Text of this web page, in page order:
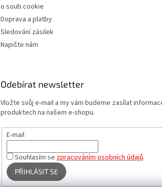
o soub.cookie
Doprava a platby
Sledování zásilek
Napište nám
Odebírat newsletter
Vložte svůj e-mail a my vám budeme zasílat
produktech na našem e-shopu.
E-mail
Souhlasím se zpracováním osobních údajů.
PŘIHLÁSIT SE